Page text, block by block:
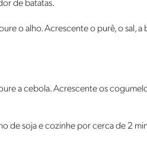
de batatas.
o alho. Acrescente o purê, o sal,
a cebola. Acrescente os
de soja e cozinhe por cerca de 2